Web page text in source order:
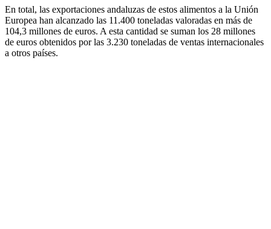
En total, las exportaciones andaluzas de estos alimentos a la Unión
Europea han alcanzado las 11.400 toneladas valoradas en más de
104,3 millones de euros. A esta cantidad se suman los 28 millones
de euros obtenidos por las 3.230 toneladas de ventas internacionales
a otros países.